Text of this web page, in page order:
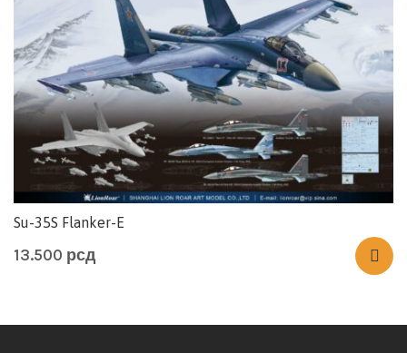
Su-35S Flanker-E
13.500 рсд